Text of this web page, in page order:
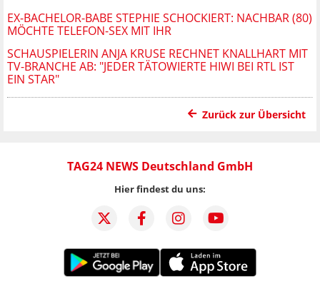
EX-BACHELOR-BABE STEPHIE SCHOCKIERT: NACHBAR (80)
MÖCHTE TELEFON-SEX MIT IHR
SCHAUSPIELERIN ANJA KRUSE RECHNET KNALLHART MIT
TV-BRANCHE AB: "JEDER TÄTOWIERTE HIWI BEI RTL IST
EIN STAR"
Zurück zur Übersicht
TAG24 NEWS Deutschland GmbH
Hier findest du uns: